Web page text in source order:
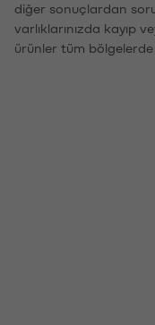
diğer sonuçlardan
varlıklarınızda kayıp
ürünler tüm bölgelerde